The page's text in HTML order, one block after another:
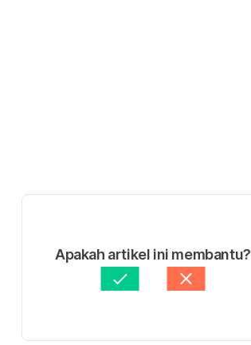
Apakah artikel ini membantu?